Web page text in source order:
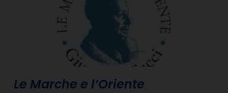
Le Marche e l’Oriente